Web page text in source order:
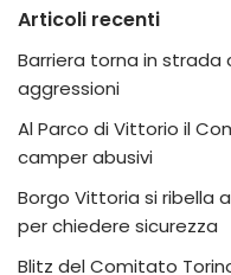
Articoli recenti
Barriera torna in
aggressioni
Al Parco di Vittorio il
camper abusivi
Borgo Vittoria si ribella
per chiedere sicurezza
Blitz del Comitato